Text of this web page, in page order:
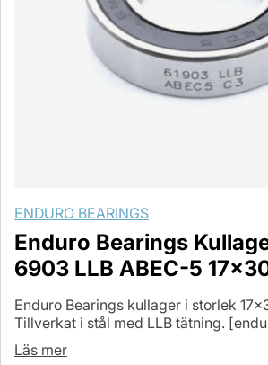
ENDURO BEARINGS
Enduro Bearings
6903 LLB ABEC-5
Enduro Bearings kullager i storlek
Tillverkat i stål med LLB tätning.
Läs mer